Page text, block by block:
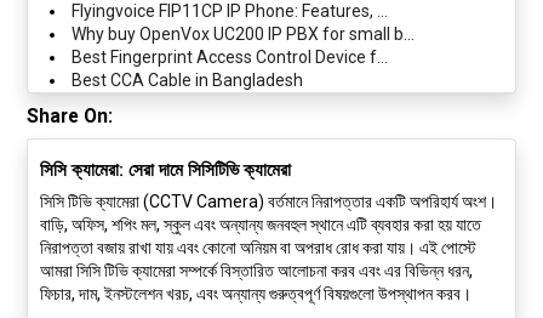
Flyingvoice FIP11CP IP Phone: Features, ...
Why buy OpenVox UC200 IP PBX for small b...
Best Fingerprint Access Control Device f...
Best CCA Cable in Bangladesh
Share On:
সিসি ক্যামেরা: সেরা দামে সিসিটিভি ক্যামেরা
সিসি টিভি ক্যামেরা (CCTV Camera) বর্তমানে নিরাপত্তার একটি অপরিহার্য অংশ।
বাড়ি, অফিস, শপিং মল, স্কুল এবং অন্যান্য জনবহুল স্থানে এটি ব্যবহার করা হয় যাতে
নিরাপত্তা বজায় রাখা যায় এবং কোনো অনিয়ম বা অপরাধ রোধ করা যায়। এই পোস্টে
আমরা সিসি টিভি ক্যামেরা সম্পর্কে বিস্তারিত আলোচনা করব এবং এর বিভিন্ন ধরন,
ফিচার, দাম, ইনস্টলেশন খরচ, এবং অন্যান্য গুরুত্বপূর্ণ বিষয়গুলো উপস্থাপন করব।